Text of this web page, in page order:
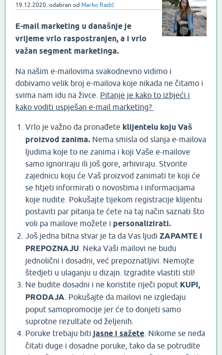
19.12.2020. odabran od Marko Radić
E-mail marketing u današnje je
vrijeme vrlo raspostranjen, a i vrlo
važan segment marketinga.
Na našim e-mailovima svakodnevno vidimo i
dobivamo velik broj e-mailova koje nikada ne čitamo i
svima nam idu na živce. Pitanje je kako to izbjeći i
kako voditi uspješan e-mail marketing?
Vrlo je važno da pronađete klijentelu koju Vaš
proizvod zanima. Nema smisla od slanja e-mailova
ljudima koje to ne zanima i koji Vaše e-mailove
samo ignoriraju ili još gore, arhiviraju. Stvorite
zajednicu koju će Vaš proizvod zanimati te koji će
se htjeti informirati o novostima i informacijama
koje nudite. Pokušajte tijekom registracije klijentu
postaviti par pitanja te ćete na taj način saznati što
voli pa mailove možete i personalizirati.
Još jedna bitna stvar je ta da Vas ljudi ZAPAMTE I
PREPOZNAJU . Neka Vaši mailovi ne budu
jednolični i dosadni, već prepoznatljivi. Nemojte
štedjeti u ulaganju u dizajn. Izgradite vlastiti stil!
Ne budite dosadni i ne koristite riječi poput KUPI,
PRODAJA . Pokušajte da mailovi ne izgledaju
poput samopromocije jer će to donjeti samo
suprotne rezultate od željenih.
Poruke trebaju biti jasne i sažete . Nikome se neda
čitati duge i dosadne poruke, tako da se potrudite